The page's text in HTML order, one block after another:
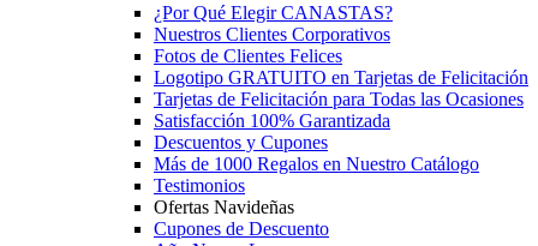
¿Por Qué Elegir CANASTAS?
Nuestros Clientes Corporativos
Fotos de Clientes Felices
Logotipo GRATUITO en Tarjetas de Felicitación
Tarjetas de Felicitación para Todas las Ocasiones
Satisfacción 100% Garantizada
Descuentos y Cupones
Más de 1000 Regalos en Nuestro Catálogo
Testimonios
Ofertas Navideñas
Cupones de Descuento